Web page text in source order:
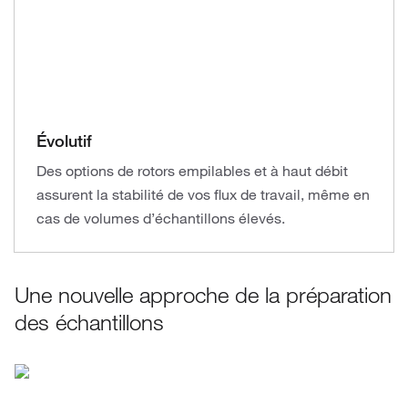
Évolutif
Des options de rotors empilables et à haut débit
assurent la stabilité de vos flux de travail, même en
cas de volumes d’échantillons élevés.
Une nouvelle approche de la préparation
des échantillons